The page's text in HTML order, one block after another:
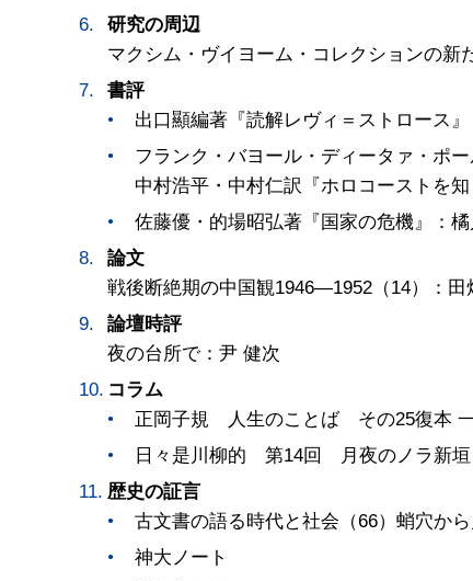
研究の周辺
マクシム・ヴイヨーム・コレクションの
書評
出口顯編著『読解レヴィ＝ストロース
フランク・バヨール・ディータァ・ポ
中村浩平・中村仁訳『ホロコーストを
佐藤優・的場昭弘著『国家の危機』：
論文
戦後断絶期の中国観1946―1952（14）：田
論壇時評
夜の台所で：尹 健次
コラム
正岡子規 人生のことば その25復本
日々是川柳的 第14回 月夜のノラ新垣
歴史の証言
古文書の語る時代と社会（66）蛸穴か
神大ノート